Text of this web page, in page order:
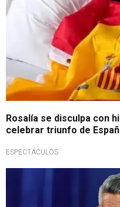
Rosalía se disculpa con
celebrar triunfo de
ESPECTÁCULOS